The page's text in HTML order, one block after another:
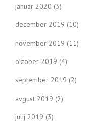
januar 2020 (3)
december 2019 (10)
november 2019 (11)
oktober 2019 (4)
september 2019 (2)
avgust 2019 (2)
julij 2019 (3)